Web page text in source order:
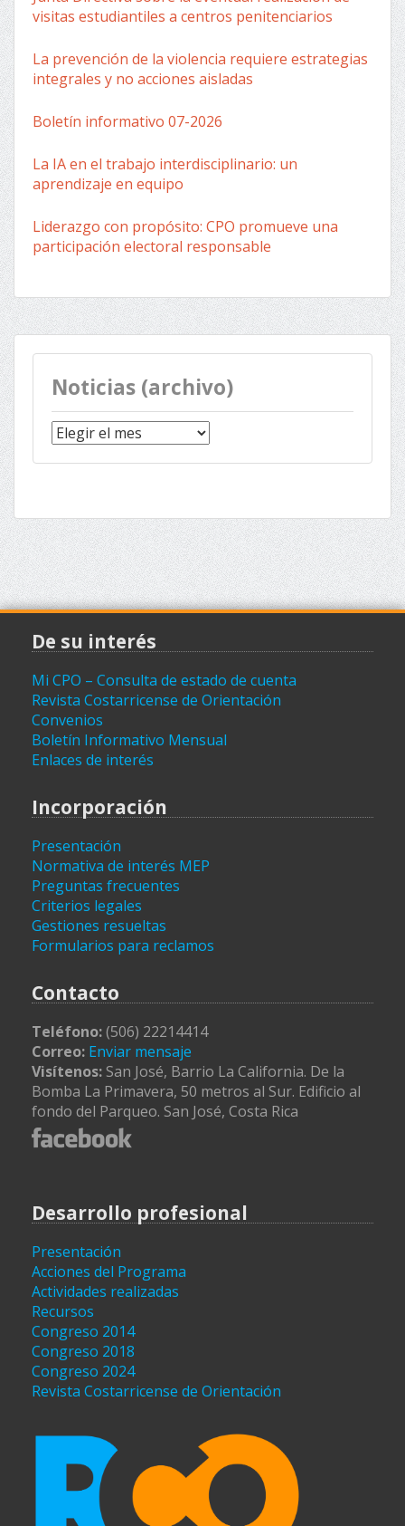
visitas estudiantiles a centros penitenciarios
La prevención de la violencia requiere estrategias
integrales y no acciones aisladas
Boletín informativo 07-2026
La IA en el trabajo interdisciplinario: un
aprendizaje en equipo
Liderazgo con propósito: CPO promueve una
participación electoral responsable
Noticias (archivo)
Noticias
(archivo)
De su interés
Mi CPO – Consulta de estado de cuenta
Revista Costarricense de Orientación
Convenios
Boletín Informativo Mensual
Enlaces de interés
Incorporación
Presentación
Normativa de interés MEP
Preguntas frecuentes
Criterios legales
Gestiones resueltas
Formularios para reclamos
Contacto
Teléfono:(506) 22214414
Correo: Enviar mensaje
Visítenos: San José, Barrio La California. De la
Bomba La Primavera, 50 metros al Sur. Edificio al
fondo del Parqueo. San José, Costa Rica
Desarrollo profesional
Presentación
Acciones del Programa
Actividades realizadas
Recursos
Congreso 2014
Congreso 2018
Congreso 2024
Revista Costarricense de Orientación